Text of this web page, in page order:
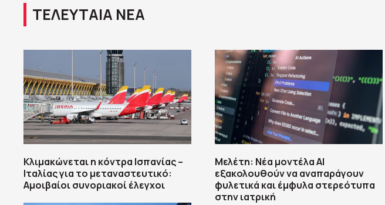
ΤΕΛΕΥΤΑΙΑ ΝΕΑ
Κλιμακώνεται η κόντρα Ισπανίας –
Ιταλίας για το μεταναστευτικό:
Αμοιβαίοι συνοριακοί έλεγχοι
Μελέτη: Νέα μοντέλα ΑΙ
εξακολουθούν να αναπαράγουν
φυλετικά και έμφυλα στερεότυπα
στην ιατρική